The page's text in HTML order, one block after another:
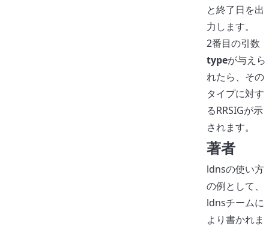
と終了日を出
力します。
2番目の引数
typeが与えら
れたら、その
タイプに対す
るRRSIGが示
されます。
著者
ldnsの使い方
の例として、
ldnsチームに
より書かれま